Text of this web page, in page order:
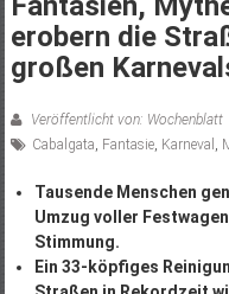
erobern die
großen
Veröffentlicht von: Wochenblatt
Cabalgata Fantasie, Karneval
Tausende Menschen
Umzug voller
Stimmung.
Ein 33-köpfiges